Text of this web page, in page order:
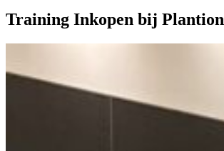
Training Inkopen bij Plantion